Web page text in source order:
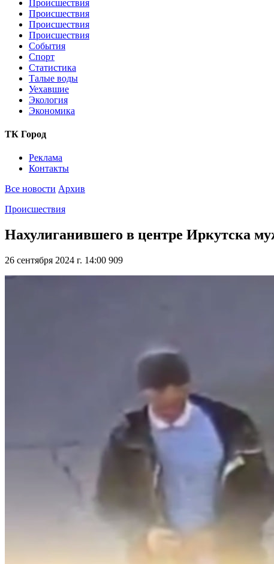
Происшествия
Происшествия
Происшествия
Происшествия
События
Спорт
Статистика
Талые воды
Уехавшие
Экология
Экономика
ТК Город
Реклама
Контакты
Все новости Архив
Происшествия
Нахулиганившего в центре Иркутска
26 сентября 2024 г. 14:00 909